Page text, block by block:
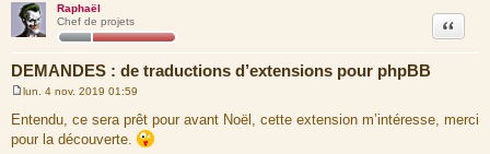
Raphaël
Chef de projets
DEMANDES : de traductions d’extensions pour phpBB
Citation
s
s
lun. 4 nov. 2019 01:59
Entendu, ce sera prêt pour avant Noël, cette extension m’intéresse, merci
pour la découverte.